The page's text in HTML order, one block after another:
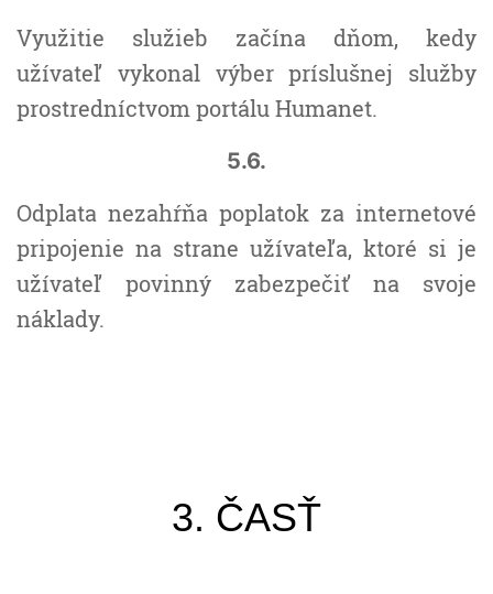
Využitie služieb začína dňom, kedy
užívateľ vykonal výber príslušnej služby
prostredníctvom portálu Humanet.
5.6.
Odplata nezahŕňa poplatok za internetové
pripojenie na strane užívateľa, ktoré si je
užívateľ povinný zabezpečiť na svoje
náklady.
3. ČASŤ